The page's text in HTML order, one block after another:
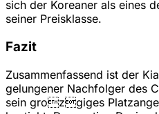
sich der Koreaner als eines
seiner Preisklasse.
Fazit
Zusammenfassend ist der
gelungener Nachfolger des
sein grozgiges